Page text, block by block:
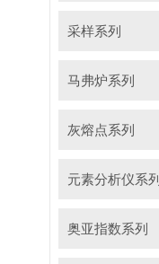
采样系列
马弗炉系列
灰熔点系列
元素分析仪系列
奥亚指数系列